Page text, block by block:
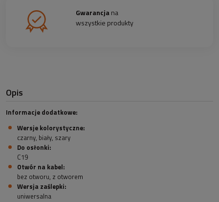
Gwarancjana
wszystkie produkty
Opis
Informacje dodatkowe:
Wersje kolorystyczne:
czarny, biały, szary
Do osłonki:
C19
Otwór na kabel:
bez otworu, z otworem
Wersja zaślepki:
uniwersalna